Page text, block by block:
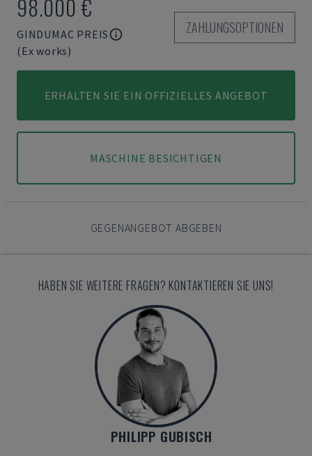
98.000 €
GINDUMAC PREIS
(Ex works)
ZAHLUNGSOPTIONEN
ERHALTEN SIE EIN OFFIZIELLES ANGEBOT
MASCHINE BESICHTIGEN
GEGENANGEBOT ABGEBEN
HABEN SIE WEITERE FRAGEN? KONTAKTIEREN SIE UNS!
PHILIPP GUBISCH